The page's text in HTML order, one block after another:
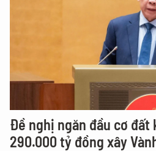
Đề nghị ngăn đầu cơ đất
290.000 tỷ đồng xây